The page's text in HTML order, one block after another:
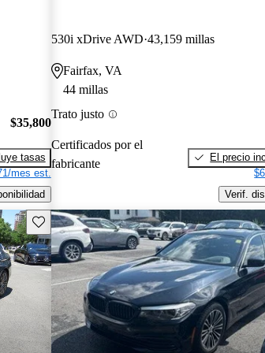
$35,800
tasas
mes est.
530i xDrive AWD 43,159 millas
Fairfax, VA
44 millas
Trato justo
Certificados por el
fabricante
El precio
Verif.
Guarda este Aviso